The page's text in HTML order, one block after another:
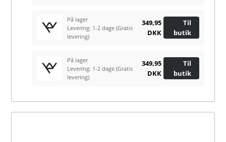
På lager
Levering: 1-2 dage(Gratis
levering)
349,95
DKK
Til
butik
På lager
Levering: 1-2 dage(Gratis
levering)
349,95
DKK
Til
butik